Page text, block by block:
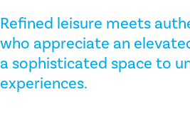
Refined leisure meets
who appreciate an
a sophisticated space to
experiences.